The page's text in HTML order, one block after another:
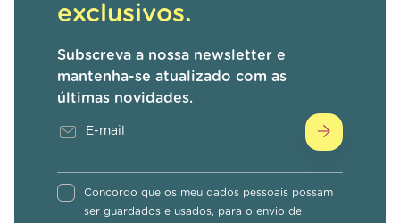
exclusivos.
Subscreva a nossa newsletter e
mantenha-se atualizado com as
últimas novidades.
Concordo que os meu dados pessoais possam
ser guardados e usados, para o envio de